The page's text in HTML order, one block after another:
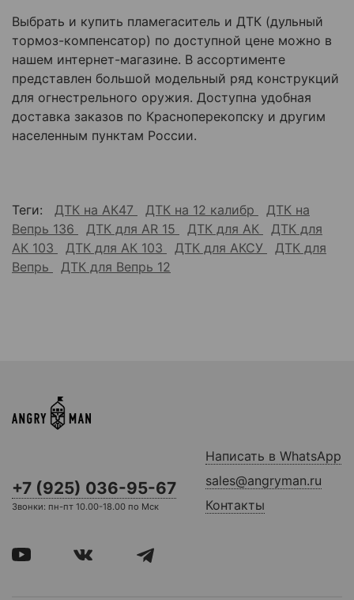
Выбрать и купить пламегаситель и ДТК (дульный
тормоз-компенсатор) по доступной цене можно в
нашем интернет-магазине. В ассортименте
представлен большой модельный ряд конструкций
для огнестрельного оружия. Доступна удобная
доставка заказов по Красноперекопску и другим
населенным пунктам России.
Теги: ДТК на АК47 ДТК на 12 калибр
ДТК на
Вепрь 136
ДТК для AR 15 ДТК для АК
ДТК для
АК 103
ДТК для АК 103 ДТК для АКСУ
ДТК для
Вепрь
ДТК для Вепрь 12
+7 (925) 036-95-67
Звонки: пн-пт 10.00-18.00 по Мск
Написать в WhatsApp
sales@angryman.ru
Контакты